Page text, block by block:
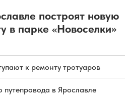
построят новую
в парке «Новоселки»
к ремонту тротуаров
путепровода в Ярославле